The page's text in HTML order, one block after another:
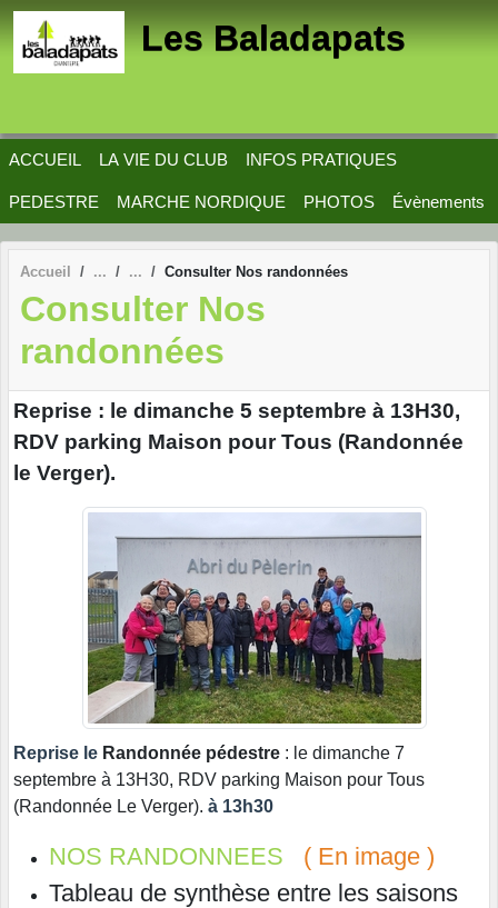
Les Baladapats
ACCUEIL LA VIE DU CLUB INFOS PRATIQUES
PEDESTRE MARCHE NORDIQUE PHOTOS Évènements
Accueil Consulter Nos randonnées
Consulter Nos
randonnées
Reprise : le dimanche 5 septembre à 13H30,
RDV parking Maison pour Tous (Randonnée
le Verger).
Reprise le Randonnée pédestre : le dimanche 7
septembre à 13H30, RDV parking Maison pour Tous
(Randonnée Le Verger). à 13h30
NOS RANDONNEES
( En image )
Tableau de synthèse entre les saisons
Panneau de gestion des cookies